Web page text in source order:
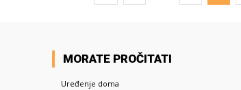
MORATE PROČITATI
Uređenje doma